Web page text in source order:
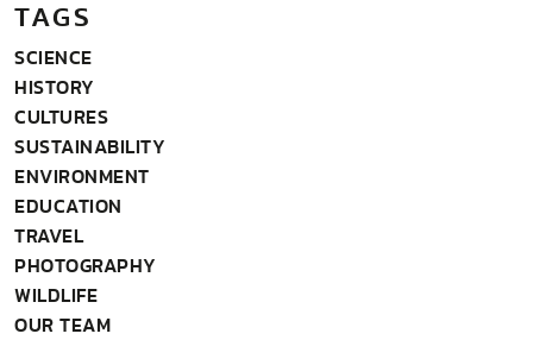
TAGS
SCIENCE
HISTORY
CULTURES
SUSTAINABILITY
ENVIRONMENT
EDUCATION
TRAVEL
PHOTOGRAPHY
WILDLIFE
OUR TEAM